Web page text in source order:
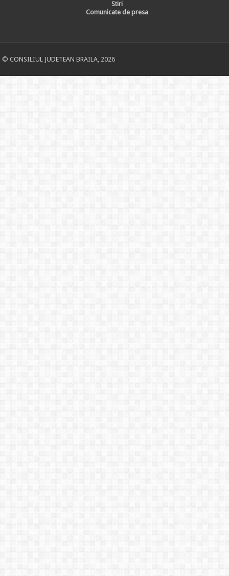
Stiri
Comunicate de presa
© CONSILIUL JUDETEAN BRAILA, 2026